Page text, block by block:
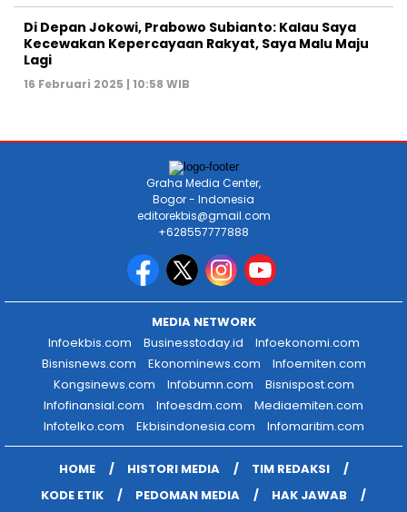
Di Depan Jokowi, Prabowo Subianto: Kalau Saya
Kecewakan Kepercayaan Rakyat, Saya Malu Maju
Lagi
16 Februari 2025 | 10:58 WIB
Graha Media Center,
Bogor - Indonesia
editorekbis@gmail.com
+628557777888
MEDIA NETWORK
Infoekbis.com
Businesstoday.id
Infoekonomi.com
Bisnisnews.com
Ekonominews.com
Infoemiten.com
Kongsinews.com
Infobumn.com
Bisnispost.com
Infofinansial.com
Infoesdm.com
Mediaemiten.com
Infotelko.com
Ekbisindonesia.com Infomaritim.com
HOME HISTORI MEDIA
TIM REDAKSI
KODE ETIK
PEDOMAN MEDIA
HAK JAWAB